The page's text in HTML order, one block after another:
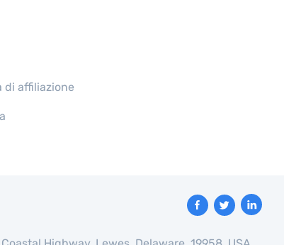
di affiliazione